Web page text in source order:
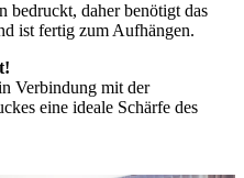
bedruckt, daher benötigt das
ist fertig zum Aufhängen.
Verbindung mit der
eine ideale Schärfe des